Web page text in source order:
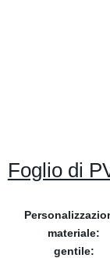
Foglio di
materiale:
gentile: